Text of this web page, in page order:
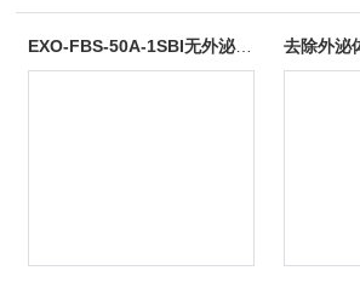
EXO-FBS-50A-1SBI无外泌体血清